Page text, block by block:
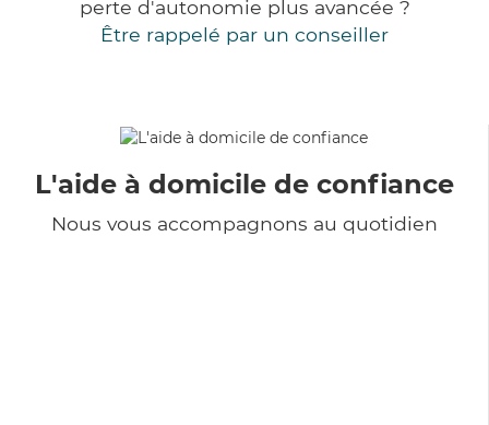
perte d'autonomie plus avancée ?
Être rappelé par un conseiller
L'aide à domicile de confiance
Nous vous accompagnons au quotidien